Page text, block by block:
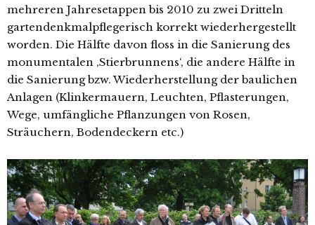
mehreren Jahresetappen bis 2010 zu zwei Dritteln
gartendenkmalpflegerisch korrekt wiederhergestellt
worden. Die Hälfte davon floss in die Sanierung des
monumentalen ‚Stierbrunnens‘, die andere Hälfte in
die Sanierung bzw. Wiederherstellung der baulichen
Anlagen (Klinkermauern, Leuchten, Pflasterungen,
Wege, umfängliche Pflanzungen von Rosen,
Sträuchern, Bodendeckern etc.)